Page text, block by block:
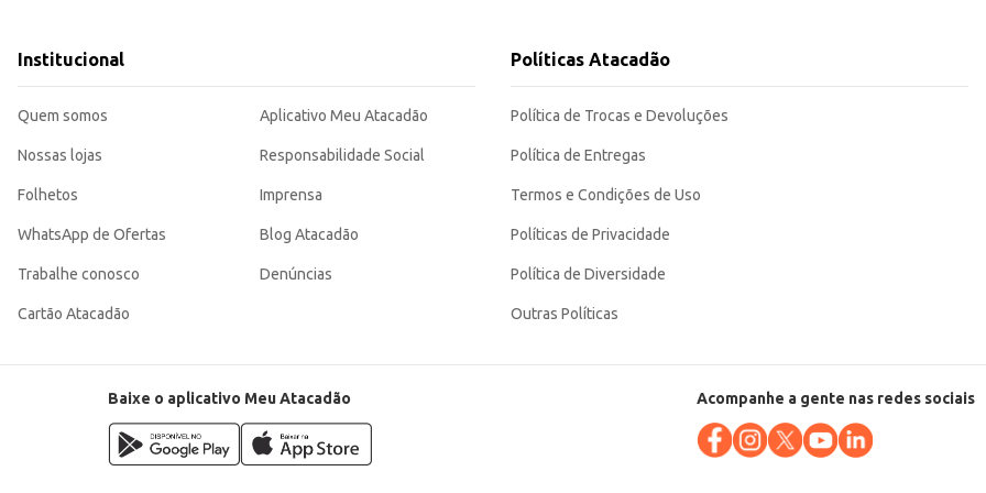
comerciais.
uma opção eficiente para o dia a dia, tanto em contextos comerciais quanto domésticos. Sua embalagem de 1 litro proporciona um bom custo-
Institucional
Quem somos
Nossas lojas
Folhetos
WhatsApp de Ofertas
Trabalhe conosco
Cartão Atacadão
Aplicativo Meu Atacadão
Responsabilidade Social
Imprensa
Blog Atacadão
Denúncias
Políticas Atacadão
Política de Trocas e Devoluções
Política de Entregas
Termos e Condições de Uso
Políticas de Privacidade
Política de Diversidade
Outras Políticas
Baixe o aplicativo Meu Atacadão Acompanhe a gente nas redes sociais